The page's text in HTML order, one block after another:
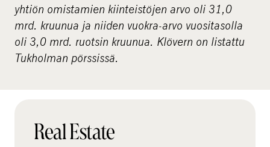
yhtiön omistamien kiinteistöjen arvo oli 31,0
mrd. kruunua ja niiden vuokra-arvo vuositasolla
oli 3,0 mrd. ruotsin kruunua. Klövern on listattu
Tukholman pörssissä.
Real Estate